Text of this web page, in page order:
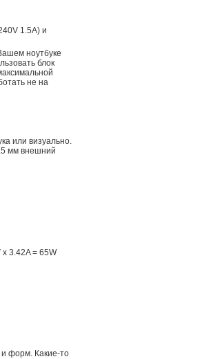
1.5A) и
ноутбуке
блок
не на
или визуально.
мм внешний
3.42A = 65W
и форм. Какие-то